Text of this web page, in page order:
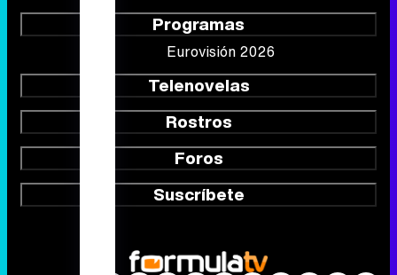
Programas
Eurovisión 2026
Telenovelas
Rostros
Foros
Suscríbete